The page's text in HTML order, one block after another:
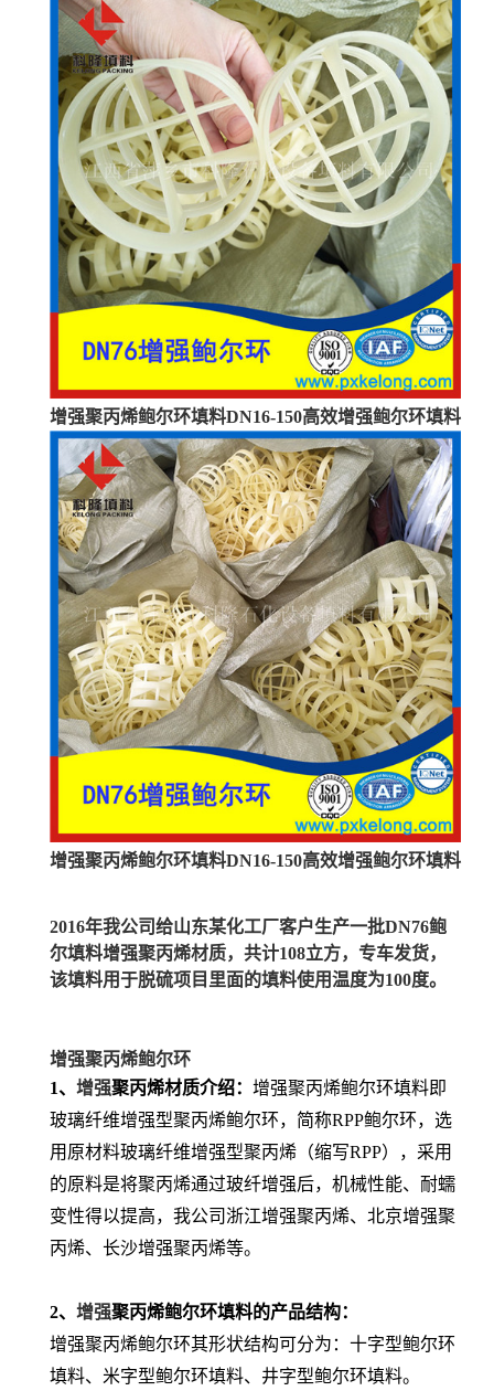
增强聚丙烯鲍尔环填料DN16-150高效增强鲍尔环填料
增强聚丙烯鲍尔环填料DN16-150高效增强鲍尔环填料
2016年我公司给山东某化工厂客户生产一批DN76鲍
尔填料增强聚丙烯材质，共计108立方，专车发货，
该填料用于脱硫项目里面的填料使用温度为100度。
增强聚丙烯鲍尔环
1、 增强聚丙烯材质介绍： 增强聚丙烯鲍尔环填料即
玻璃纤维增强型聚丙烯鲍尔环，简称RPP鲍尔环，选
用原材料玻璃纤维增强型聚丙烯（缩写RPP），采用
的原料是将聚丙烯通过玻纤增强后，机械性能、耐蠕
变性得以提高，我公司浙江增强聚丙烯、北京增强聚
丙烯、长沙增强聚丙烯等。
2、 增强聚丙烯鲍尔环填料的产品结构：
增强聚丙烯鲍尔环其形状结构可分为：十字型鲍尔环
填料、米字型鲍尔环填料、井字型鲍尔环填料。